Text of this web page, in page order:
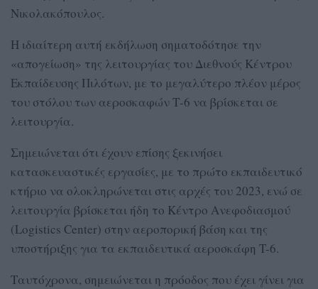
Νικολακόπουλος.
Η ιδιαίτερη αυτή εκδήλωση σηματοδότησε την
«απογείωση» της λειτουργίας του Διεθνούς Κέντρου
Εκπαίδευσης Πιλότων, με το μεγαλύτερο πλέον μέρος
του στόλου των αεροσκαφών Τ-6 να βρίσκεται σε
λειτουργία.
Σημειώνεται ότι έχουν επίσης ξεκινήσει
κατασκευαστικές εργασίες, με το πρώτο εκπαιδευτικό
κτήριο να ολοκληρώνεται στις αρχές του 2023, ενώ σε
λειτουργία βρίσκεται ήδη το Κέντρο Ανεφοδιασμού
(Logistics Center) στην αεροπορική βάση και της
υποστήριξης για τα εκπαιδευτικά αεροσκάφη T-6.
Ταυτόχρονα, σημειώνεται η πρόοδος που έχει γίνει για